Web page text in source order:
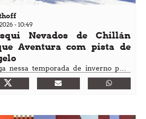
- 10:49
Nevados de Chillán
Aventura com pista de
nessa temporada de inverno para
de inverno do melhor centro
já conta com tirolesa e tubing